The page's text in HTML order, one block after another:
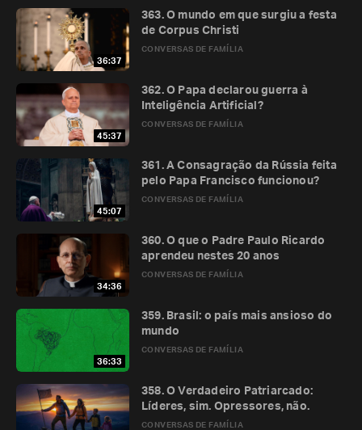
36:37
CONVERSAS DE FAMÍLIA
363. O mundo em que surgiu a festa
de Corpus Christi
45:37
CONVERSAS DE FAMÍLIA
362. O Papa declarou guerra à
Inteligência Artificial?
45:07
CONVERSAS DE FAMÍLIA
361. A Consagração da Rússia feita
pelo Papa Francisco funcionou?
34:36
CONVERSAS DE FAMÍLIA
360. O que o Padre Paulo Ricardo
aprendeu nestes 20 anos
36:33
CONVERSAS DE FAMÍLIA
359. Brasil: o país mais ansioso do
mundo
CONVERSAS DE FAMÍLIA
358. O Verdadeiro Patriarcado:
Líderes, sim. Opressores, não.